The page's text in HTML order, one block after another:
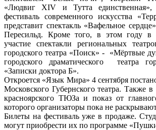
«Людвиг XIV и Тутта единственная»,
фестиваль современного искусства
представит спектакль «Вафельное
Пересильд. Кроме того, в этом году в
участие спектакли региональных
городского театра «Поиск» - «Мёртвые
городского драматического театра
«Записки доктора Б».
Откроется «Язык Мира» 4 сентября
Московского Губернского театра. Также
красноярского ТЮЗа и показ от
которого организаторы пока не
Билеты на фестиваль уже в продаже.
могут приобрести их по программе